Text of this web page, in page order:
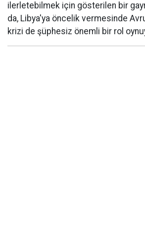
ilerletebilmek için gösterilen bir
da, Libya'ya öncelik vermesinde
krizi de şüphesiz önemli bir rol